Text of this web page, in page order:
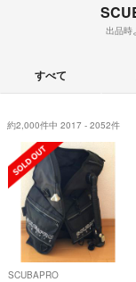
出品時
すべて
約2,000件中 2017 - 2052件
SCUBAPRO